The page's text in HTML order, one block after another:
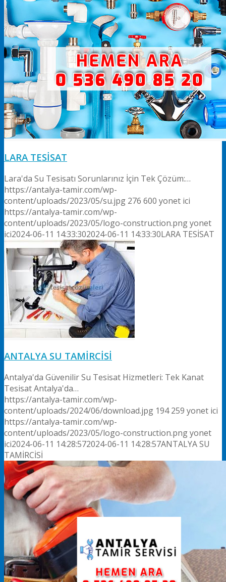
LARA TESİSAT
Lara'da Su Tesisatı Sorunlarınız İçin Tek Çözüm:…
https://antalya-tamir.com/wp-
content/uploads/2023/05/su.jpg 276 600 yonet ici
https://antalya-tamir.com/wp-
content/uploads/2023/05/logo-construction.pngyonet
ici2024-06-11 14:33:302024-06-11 14:33:30LARA TESİSAT
ANTALYA SU TAMİRCİSİ
Antalya'da Güvenilir Su Tesisat Hizmetleri: Tek Kanat
Tesisat Antalya'da…
https://antalya-tamir.com/wp-
content/uploads/2024/06/download.jpg 194 259 yonet ici
https://antalya-tamir.com/wp-
content/uploads/2023/05/logo-construction.pngyonet
ici2024-06-11 14:28:572024-06-11 14:28:57ANTALYA SU
TAMİRCİSİ